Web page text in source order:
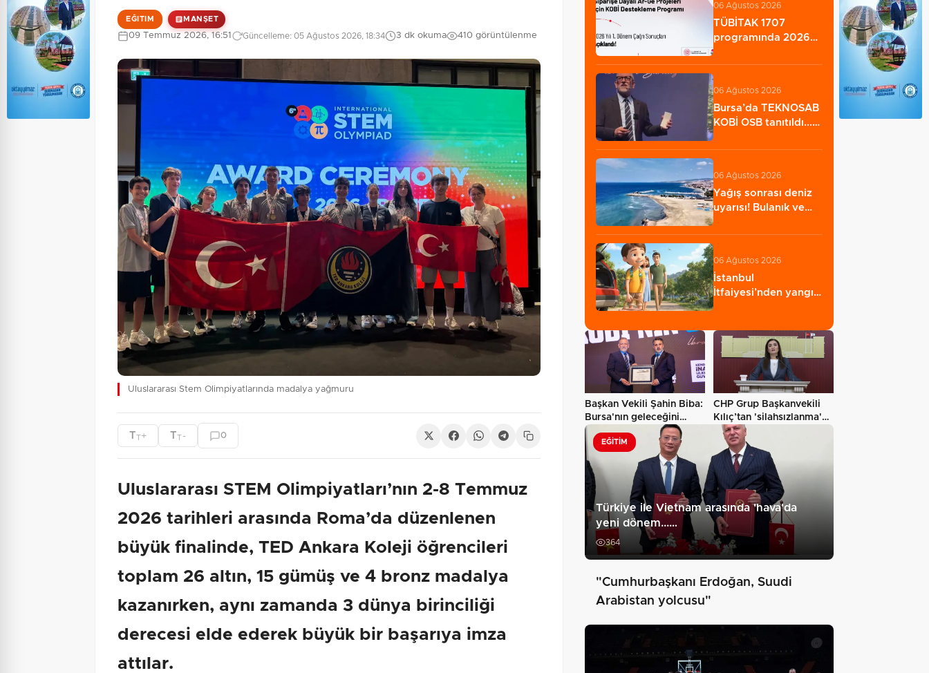
EĞITIM MANŞET
09 Temmuz 2026, 16:51 Güncelleme: 05 Ağustos 2026, 18:34 3 dk okuma 410 görüntülenme
Uluslararası Stem Olimpiyatlarında madalya yağmuru
TT+ TT - 0
Uluslararası STEM Olimpiyatları’nın 2-8 Temmuz
2026 tarihleri arasında Roma’da düzenlenen
büyük finalinde, TED Ankara Koleji öğrencileri
toplam 26 altın, 15 gümüş ve 4 bronz madalya
kazanırken, aynı zamanda 3 dünya birinciliği
derecesi elde ederek büyük bir başarıya imza
attılar.
06 Ağustos 2026
TÜBİTAK 1707
programında 2026
sonuçları…
06 Ağustos 2026
Bursa’da TEKNOSAB
KOBİ OSB tanıtıldı...
06 Ağustos 2026
Yağış sonrası deniz
uyarısı! Bulanık ve
06 Ağustos 2026
İstanbul
İtfaiyesi’nden yangın
Başkan Vekili Şahin Biba:
Bursa'nın geleceğini
bütüncül…
CHP Grup Başkanvekili
Kılıç’tan 'silahsızlanma'
vurgusu…
EĞITIM
Türkiye ile Vietnam arasında 'hava'da
yeni dönem...…
364
"Cumhurbaşkanı Erdoğan, Suudi
Arabistan yolcusu"